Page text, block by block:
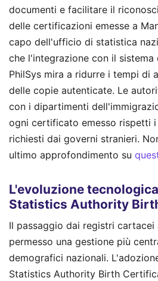
documenti e facilitare il
delle certificazioni emesse a
capo dell'ufficio di statistica
che l'integrazione con il
PhilSys mira a ridurre i tempi di
delle copie autenticate. Le
con i dipartimenti
ogni certificato emesso rispetti
richiesti dai governi stranieri.
ultimo approfondimento su
L'evoluzione
Statistics Authority
Il passaggio dai registri
permesso una gestione più
demografici nazionali.
Statistics Authority Birth